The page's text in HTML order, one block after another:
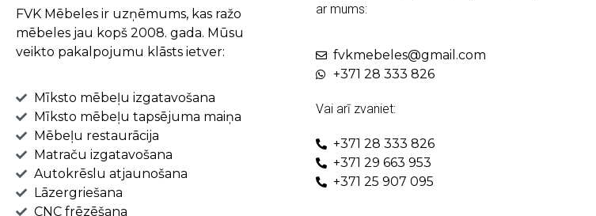
FVK Mēbeles ir uzņēmums, kas ražo
mēbeles jau kopš 2008. gada. Mūsu
veikto pakalpojumu klāsts ietver:
Mīksto mēbeļu izgatavošana
Mīksto mēbeļu tapsējuma maiņa
Mēbeļu restaurācija
Matraču izgatavošana
Autokrēslu atjaunošana
Lāzergriešana
CNC frēzēšana
ar mums:
fvkmebeles@gmail.com
+371 28 333 826
Vai arī zvaniet:
+371 28 333 826
+371 29 663 953
+371 25 907 095